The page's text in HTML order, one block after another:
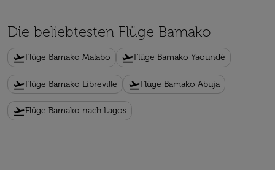
Die beliebtesten Flüge Bamako
flight_takeoffFlüge Bamako Malabo flight_takeoffFlüge Bamako Yaoundé
flight_takeoffFlüge Bamako Libreville flight_takeoffFlüge Bamako Abuja
flight_takeoffFlüge Bamako nach Lagos